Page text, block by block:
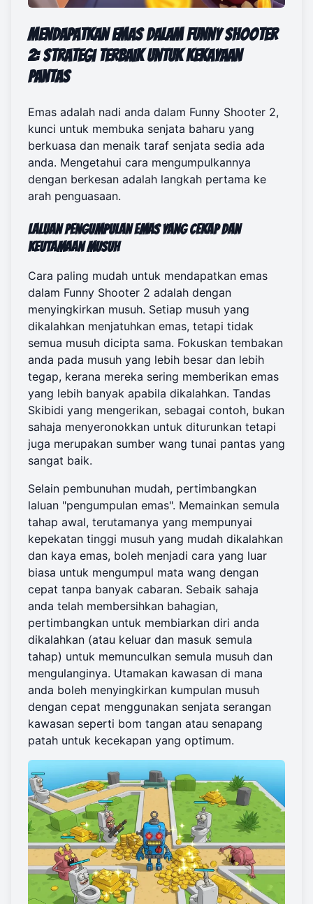
Mendapatkan Emas dalam Funny Shooter
2: Strategi Terbaik untuk Kekayaan
Pantas
Emas adalah nadi anda dalam Funny Shooter 2,
kunci untuk membuka senjata baharu yang
berkuasa dan menaik taraf senjata sedia ada
anda. Mengetahui cara mengumpulkannya
dengan berkesan adalah langkah pertama ke
arah penguasaan.
Laluan Pengumpulan Emas yang Cekap dan
Keutamaan Musuh
Cara paling mudah untuk mendapatkan emas
dalam Funny Shooter 2 adalah dengan
menyingkirkan musuh. Setiap musuh yang
dikalahkan menjatuhkan emas, tetapi tidak
semua musuh dicipta sama. Fokuskan tembakan
anda pada musuh yang lebih besar dan lebih
tegap, kerana mereka sering memberikan emas
yang lebih banyak apabila dikalahkan. Tandas
Skibidi yang mengerikan, sebagai contoh, bukan
sahaja menyeronokkan untuk diturunkan tetapi
juga merupakan sumber wang tunai pantas yang
sangat baik.
Selain pembunuhan mudah, pertimbangkan
laluan "pengumpulan emas". Memainkan semula
tahap awal, terutamanya yang mempunyai
kepekatan tinggi musuh yang mudah dikalahkan
dan kaya emas, boleh menjadi cara yang luar
biasa untuk mengumpul mata wang dengan
cepat tanpa banyak cabaran. Sebaik sahaja
anda telah membersihkan bahagian,
pertimbangkan untuk membiarkan diri anda
dikalahkan (atau keluar dan masuk semula
tahap) untuk memunculkan semula musuh dan
mengulanginya. Utamakan kawasan di mana
anda boleh menyingkirkan kumpulan musuh
dengan cepat menggunakan senjata serangan
kawasan seperti bom tangan atau senapang
patah untuk kecekapan yang optimum.